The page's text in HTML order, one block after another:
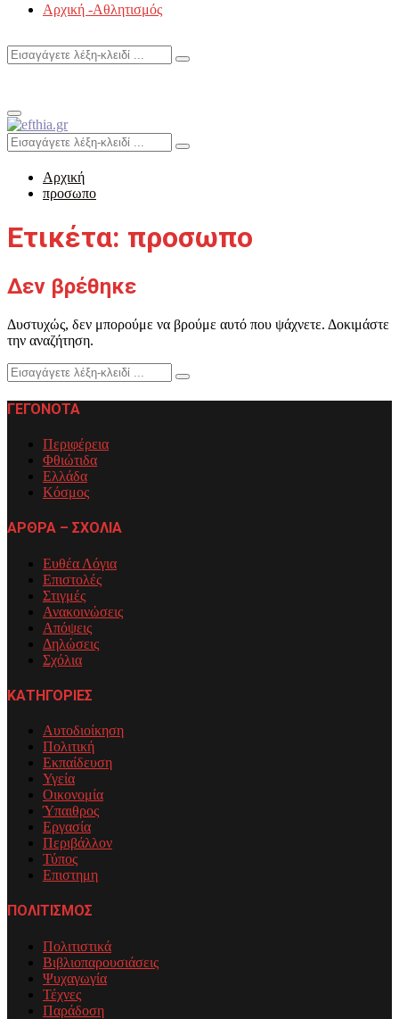
Αρχική -Αθλητισμός
Search
Search
Primary
Menu
Search
for:
Search
Αρχική
προσωπο
Ετικέτα: προσωπο
Δεν βρέθηκε
Δυστυχώς, δεν μπορούμε να βρούμε αυτό που ψάχνετε. Δοκιμάστε
την αναζήτηση.
Search
for:
Search
ΓΕΓΟΝΟΤΑ
Περιφέρεια
Φθιώτιδα
Ελλάδα
Κόσμος
ΑΡΘΡΑ – ΣΧΟΛΙΑ
Ευθέα Λόγια
Επιστολές
Στιγμές
Ανακοινώσεις
Απόψεις
Δηλώσεις
Σχόλια
ΚΑΤΗΓΟΡΙΕΣ
Αυτοδιοίκηση
Πολιτική
Εκπαίδευση
Υγεία
Οικονομία
Ύπαιθρος
Εργασία
Περιβάλλον
Τύπος
Επιστημη
ΠΟΛΙΤΙΣΜΟΣ
Πολιτιστικά
Βιβλιοπαρουσιάσεις
Ψυχαγωγία
Τέχνες
Παράδοση